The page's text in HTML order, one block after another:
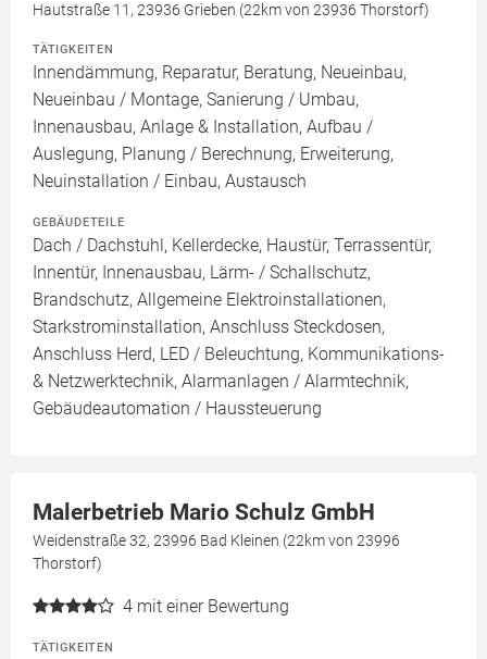
Hautstraße 11, 23936 Grieben (22km von 23936 Thorstorf)
TÄTIGKEITEN
Innendämmung, Reparatur, Beratung, Neueinbau,
Neueinbau / Montage, Sanierung / Umbau,
Innenausbau, Anlage & Installation, Aufbau /
Auslegung, Planung / Berechnung, Erweiterung,
Neuinstallation / Einbau, Austausch
GEBÄUDETEILE
Dach / Dachstuhl, Kellerdecke, Haustür, Terrassentür,
Innentür, Innenausbau, Lärm- / Schallschutz,
Brandschutz, Allgemeine Elektroinstallationen,
Starkstrominstallation, Anschluss Steckdosen,
Anschluss Herd, LED / Beleuchtung, Kommunikations-
& Netzwerktechnik, Alarmanlagen / Alarmtechnik,
Gebäudeautomation / Haussteuerung
Malerbetrieb Mario Schulz GmbH
Weidenstraße 32, 23996 Bad Kleinen (22km von 23996
Thorstorf)
4 mit einer Bewertung
TÄTIGKEITEN